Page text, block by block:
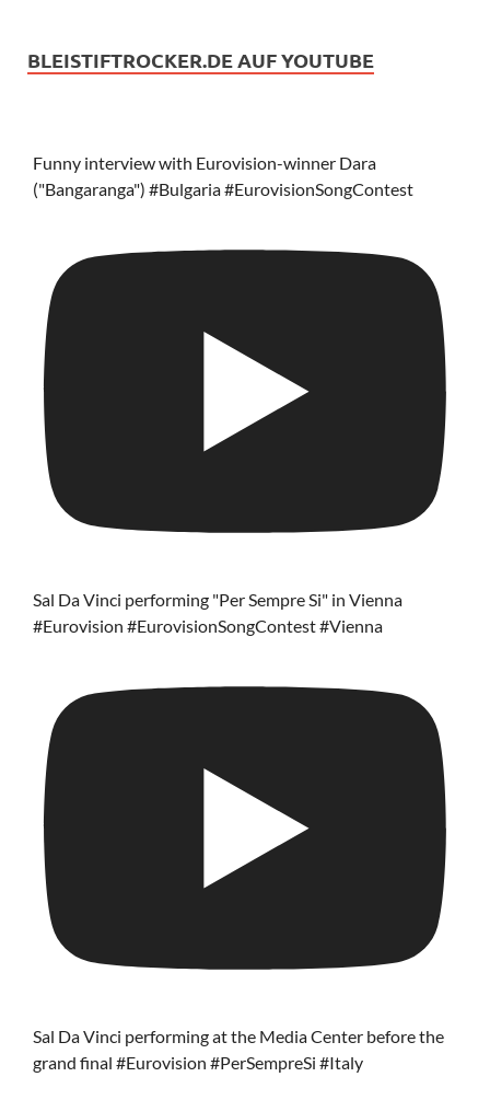
BLEISTIFTROCKER.DE AUF YOUTUBE
Funny interview with Eurovision-winner Dara
("Bangaranga") #Bulgaria #EurovisionSongContest
Sal Da Vinci performing "Per Sempre Si" in Vienna
#Eurovision #EurovisionSongContest #Vienna
Sal Da Vinci performing at the Media Center before the
grand final #Eurovision #PerSempreSi #Italy